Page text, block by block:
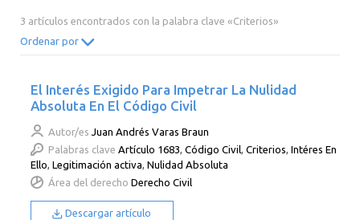
2002 2001 2000
3 artículos encontrados con la palabra clave «Criterios»
Ordenar por
El Interés Exigido Para Impetrar La Nulidad
Absoluta En El Código Civil
Autor/es Juan Andrés Varas Braun
Palabras clave Artículo 1683,Código Civil,Criterios,Intéres En
Ello,Legitimación activa,Nulidad Absoluta
Área del derecho Derecho Civil
Descargar artículo